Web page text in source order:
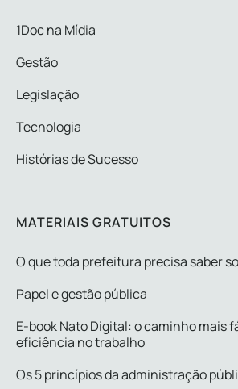
1Doc na Mídia
Gestão
Legislação
Tecnologia
Histórias de Sucesso
MATERIAIS GRATUITOS
O que toda prefeitura precisa saber
Papel e gestão pública
E-book Nato Digital: o caminho mais
eficiência no trabalho
Os 5 princípios da administração